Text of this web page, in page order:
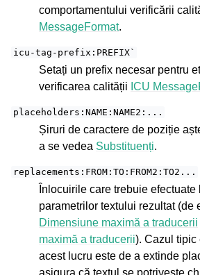
comportamentului verificării
MessageFormat.
icu-tag-prefix:PREFIX`
Setați un prefix necesar pentru
verificarea calității ICU
placeholders:NAME:NAME2:...
Șiruri de caractere de poziție
a se vedea Substituenți.
replacements:FROM:TO:FROM2:TO2...
Înlocuirile care trebuie efectuate
parametrilor textului rezultat (de
Dimensiune maximă a traducerii
maximă a traducerii). Cazul tipic
acest lucru este de a extinde
asigura că textul se potrivește